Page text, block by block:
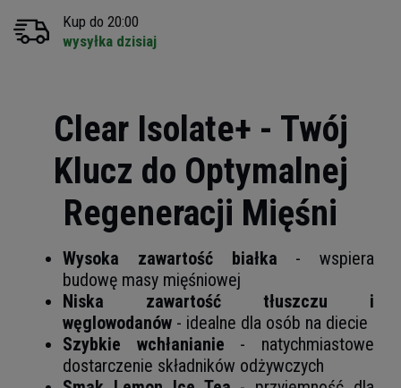
Kup do 20:00
wysyłka dzisiaj
Clear Isolate+ - Twój
Klucz do Optymalnej
Regeneracji Mięśni
Wysoka zawartość białka - wspiera
budowę masy mięśniowej
Niska zawartość tłuszczu i
węglowodanów - idealne dla osób na diecie
Szybkie wchłanianie - natychmiastowe
dostarczenie składników odżywczych